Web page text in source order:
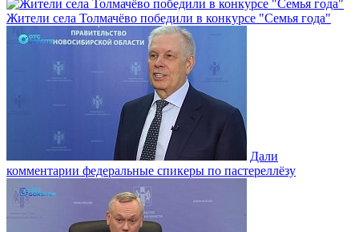
Жители села Толмачёво победили в конкурсе "Семья года"
Дали
комментарии федеральные спикеры по пастереллёзу